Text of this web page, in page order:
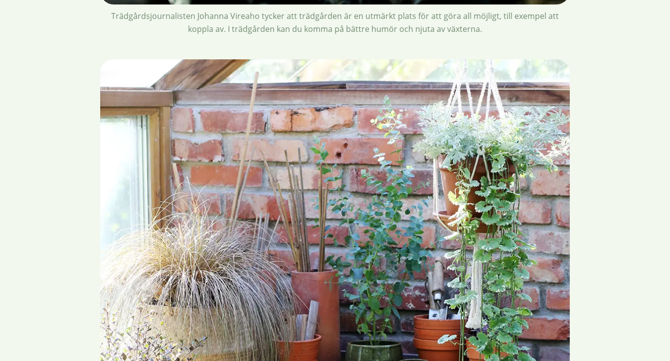
Trädgårdsjournalisten Johanna Vireaho tycker att trädgården är en utmärkt plats för att göra all möjligt, till exempel att
koppla av. I trädgården kan du komma på bättre humör och njuta av växterna.